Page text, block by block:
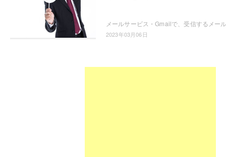
2023年03月06日